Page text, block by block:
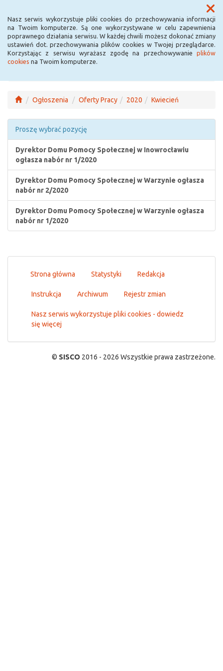
Nasz serwis wykorzystuje pliki cookies do przechowywania informacji
na Twoim komputerze. Są one wykorzystywane w celu zapewnienia
poprawnego działania serwisu. W każdej chwili możesz dokonać zmiany
ustawień dot. przechowywania plików cookies w Twojej przeglądarce.
Korzystając z serwisu wyrażasz zgodę na przechowywanie plików
cookies na Twoim komputerze.
Menu
Ogłoszenia Oferty Pracy 2020 Kwiecień
Proszę wybrać pozycję
Dyrektor Domu Pomocy Społecznej w Inowrocławiu
ogłasza nabór nr 1/2020
Dyrektor Domu Pomocy Społecznej w Warzynie ogłasza
nabór nr 2/2020
Dyrektor Domu Pomocy Społecznej w Warzynie ogłasza
nabór nr 1/2020
Strona główna Statystyki Redakcja
Instrukcja Archiwum Rejestr zmian
Nasz serwis wykorzystuje pliki cookies - dowiedz
się więcej
© SISCO 2016 - 2026 Wszystkie prawa zastrzeżone.